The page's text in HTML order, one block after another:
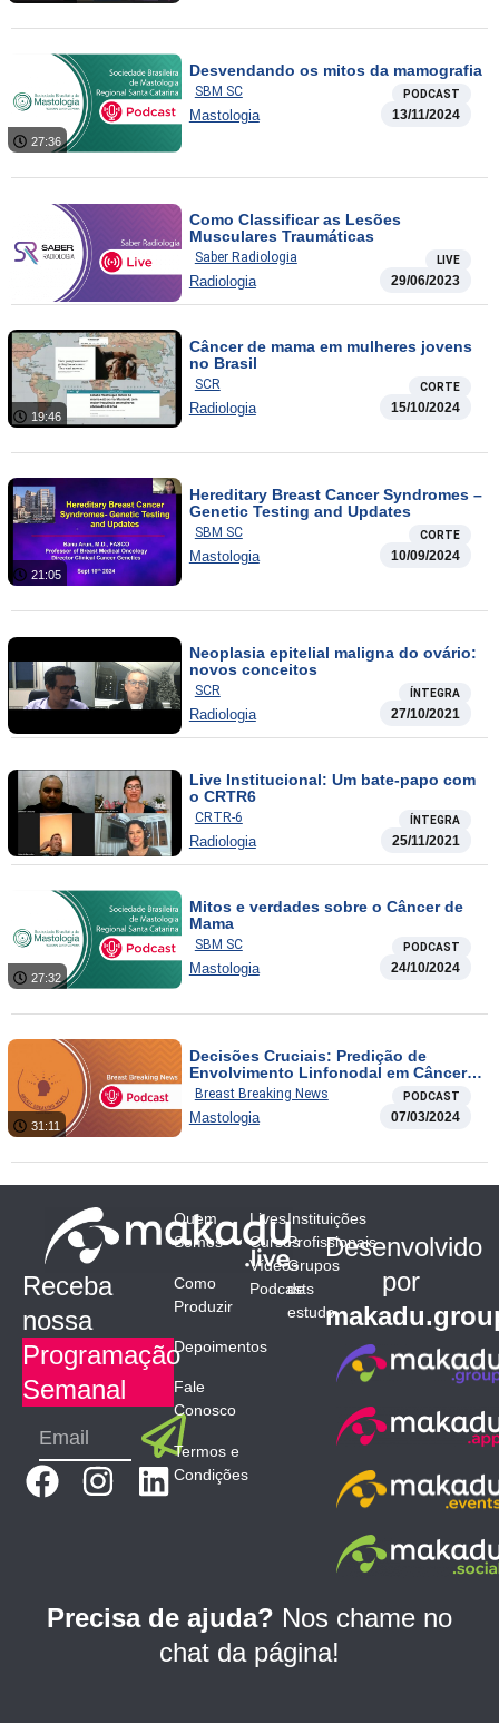
27:36
Desvendando os mitos da mamografia
SBM SC PODCAST
Mastologia 13/11/2024
Como Classificar as Lesões
Musculares Traumáticas
Saber Radiologia LIVE
Radiologia 29/06/2023
19:46
Câncer de mama em mulheres jovens
no Brasil
SCR CORTE
Radiologia 15/10/2024
21:05
Hereditary Breast Cancer Syndromes –
Genetic Testing and Updates
SBM SC CORTE
Mastologia 10/09/2024
Neoplasia epitelial maligna do ovário:
novos conceitos
SCR ÍNTEGRA
Radiologia 27/10/2021
Live Institucional: Um bate-papo com
o CRTR6
CRTR-6 ÍNTEGRA
Radiologia 25/11/2021
27:32
Mitos e verdades sobre o Câncer de
Mama
SBM SC PODCAST
Mastologia 24/10/2024
31:11
Decisões Cruciais: Predição de
Envolvimento Linfonodal em Câncer
de Mama HER2+ cT1cN0
Breast Breaking News PODCAST
Mastologia 07/03/2024
Receba
nossa
Programação
Semanal
Submit
F
b
k
I
a
a
L
e
d
n
Quem
Somos
Como
Produzir
Depoimentos
Fale
Conosco
Termos e
Condições
Lives
Cursos
Vídeos
Podcasts
Instituições
Profissionais
Grupos
de
estudo
Desenvolvido
por
Precisa de ajuda? Nos chame no
chat da página!